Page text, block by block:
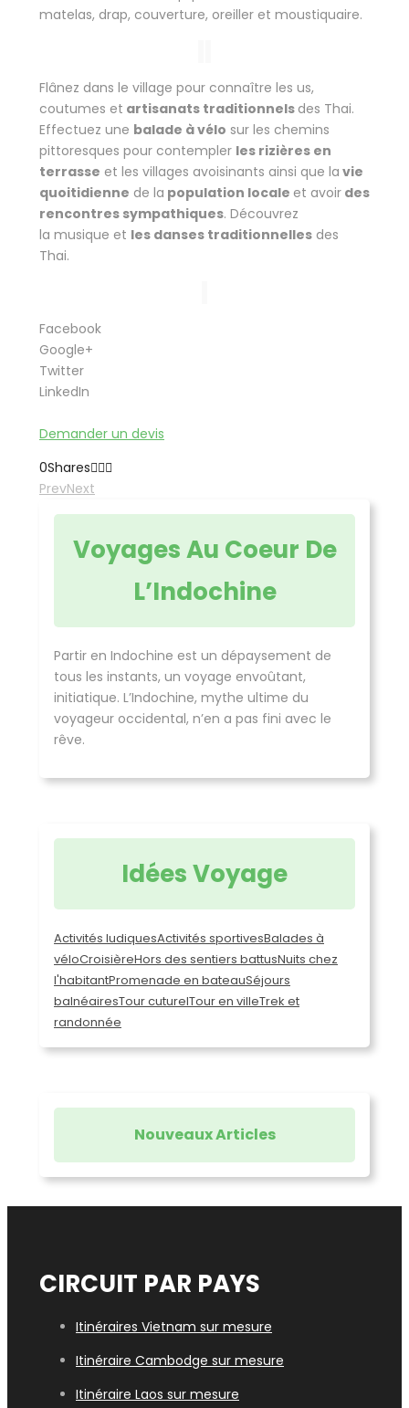
matelas, drap, couverture, oreiller et moustiquaire.
Flânez dans le village pour connaître les us,
coutumes et artisanats traditionnels des Thai.
Effectuez une balade à vélo sur les chemins
pittoresques pour contempler les rizières en
terrasse et les villages avoisinants ainsi que la vie
quoitidienne de la population locale et avoir des
rencontres sympathiques. Découvrez
la musique et les danses traditionnelles des
Thai.
Facebook
Google+
Twitter
LinkedIn
Demander un devis
0Shares
PrevNext
Voyages Au Coeur De
L’Indochine
Partir en Indochine est un dépaysement de
tous les instants, un voyage envoûtant,
initiatique. L’Indochine, mythe ultime du
voyageur occidental, n’en a pas fini avec le
rêve.
Idées Voyage
Activités ludiquesActivités sportivesBalades à
véloCroisièreHors des sentiers battusNuits chez
l'habitantPromenade en bateauSéjours
balnéairesTour cuturelTour en villeTrek et
randonnée
Nouveaux Articles
CIRCUIT PAR PAYS
Itinéraires Vietnam sur mesure
Itinéraire Cambodge sur mesure
Itinéraire Laos sur mesure